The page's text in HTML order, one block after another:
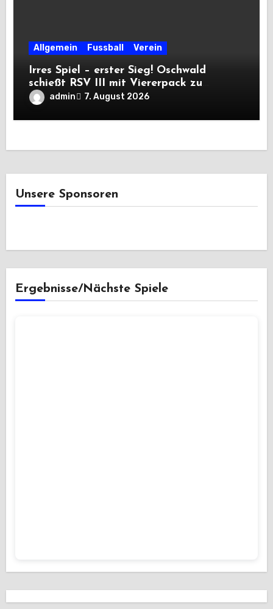
Allgemein Fussball Verein
Irres Spiel – erster Sieg! Oschwald
schießt RSV III mit Viererpack zu
Premiere
admin 7. August 2026
Unsere Sponsoren
Ergebnisse/Nächste Spiele